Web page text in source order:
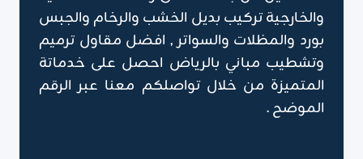
والخارجية تركيب بديل الخشب والرخام والجبس
بورد والمظلات والسواتر , افضل مقاول ترميم
وتشطيب مباني بالرياض احصل على خدماتة
المتميزة من خلال تواصلكم معنا عبر الرقم
الموضح .